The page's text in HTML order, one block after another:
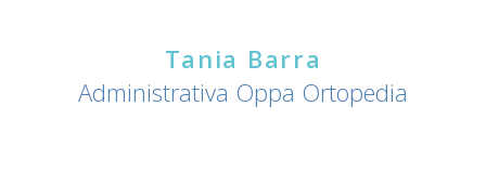
Tania Barra
Administrativa Oppa Ortopedia